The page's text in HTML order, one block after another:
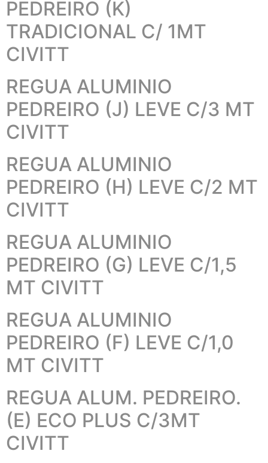
PEDREIRO (K)
TRADICIONAL C/ 1MT
CIVITT
REGUA ALUMINIO
PEDREIRO (J) LEVE C/3 MT
CIVITT
REGUA ALUMINIO
PEDREIRO (H) LEVE C/2 MT
CIVITT
REGUA ALUMINIO
PEDREIRO (G) LEVE C/1,5
MT CIVITT
REGUA ALUMINIO
PEDREIRO (F) LEVE C/1,0
MT CIVITT
REGUA ALUM. PEDREIRO.
(E) ECO PLUS C/3MT
CIVITT